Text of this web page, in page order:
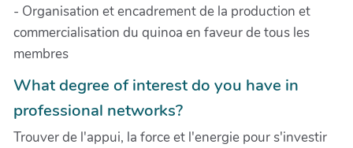
- Organisation et encadrement de la production et
commercialisation du quinoa en faveur de tous les
membres
What degree of interest do you have in
professional networks?
Trouver de l'appui, la force et l'energie pour s'investir